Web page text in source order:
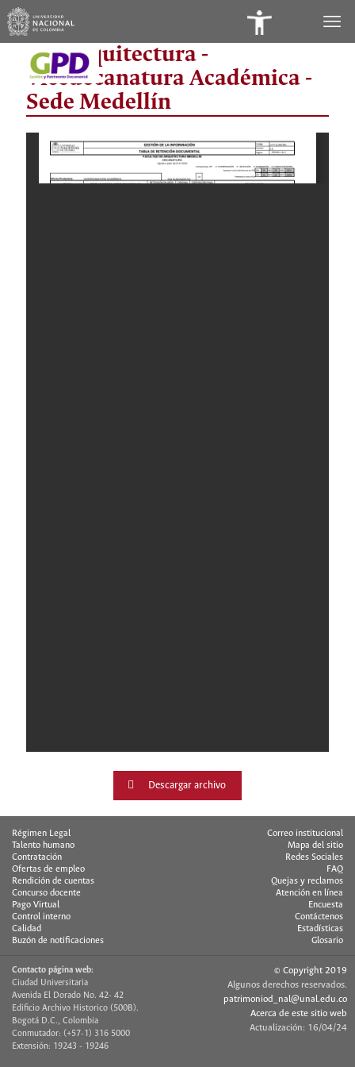
Accesibilidad
Fac Arquitectura -
Vicedecanatura Académica -
Sede Medellín
Descargar archivo
Régimen Legal
Talento humano
Contratación
Ofertas de empleo
Rendición de cuentas
Concurso docente
Pago Virtual
Control interno
Calidad
Buzón de notificaciones
Correo institucional
Mapa del sitio
Redes Sociales
FAQ
Quejas y reclamos
Atención en línea
Encuesta
Contáctenos
Estadísticas
Glosario
Contacto página web:
Ciudad Universitaria
Avenida El Dorado No. 42- 42
Edificio Archivo Historico (500B).
Bogotá D.C., Colombia
Conmutador: (+57-1) 316 5000
Extensión: 19243 - 19246
© Copyright 2019
Algunos derechos reservados.
patrimoniod_nal@unal.edu.co
Acerca de este sitio web
Actualización: 16/04/24